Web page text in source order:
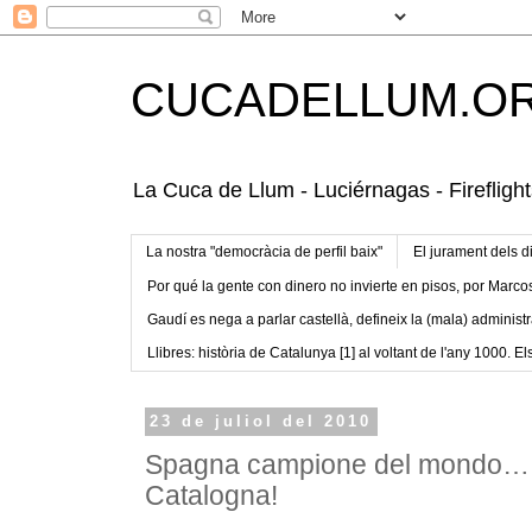
La Cuca de Llum - Luciérnagas -
La nostra "democràcia de perfil baix" El jurament dels
Por qué la gente con dinero no invierte en pisos, por
Gaudí es nega a parlar castellà, defineix la (mala)
Llibres: història de Catalunya [1] al voltant de l'any 1000.
23 de juliol del 2010
Spagna campione del
Catalogna!